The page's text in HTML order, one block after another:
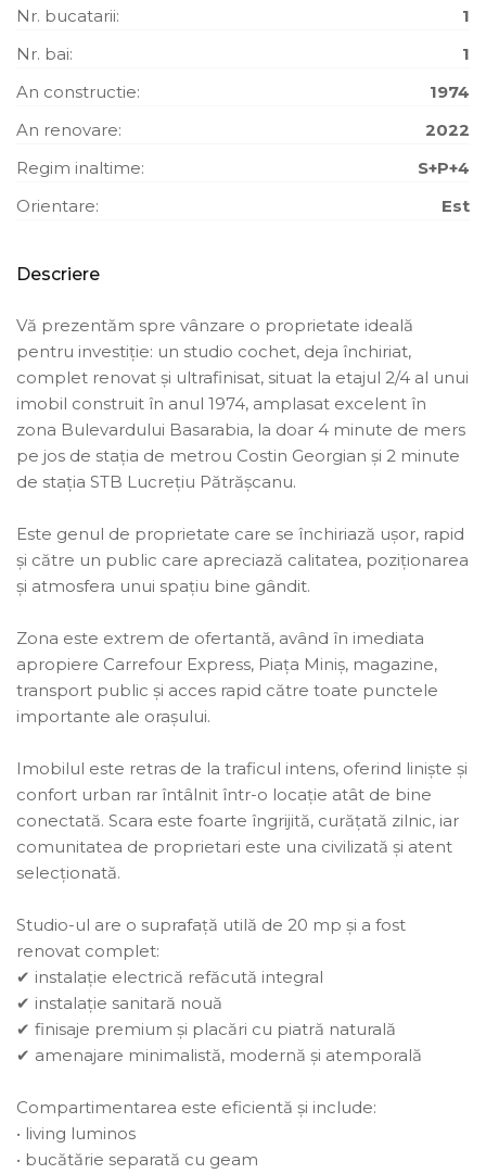
Nr. bucatarii:
1
Nr. bai:
1
An constructie:
1974
An renovare:
2022
Regim inaltime:
S+P+4
Orientare:
Est
Descriere
Vă prezentăm spre vânzare o proprietate ideală
pentru investiție: un studio cochet, deja închiriat,
complet renovat și ultrafinisat, situat la etajul 2/4 al unui
imobil construit în anul 1974, amplasat excelent în
zona Bulevardului Basarabia, la doar 4 minute de mers
pe jos de stația de metrou Costin Georgian și 2 minute
de stația STB Lucrețiu Pătrășcanu.
Este genul de proprietate care se închiriază ușor, rapid
și către un public care apreciază calitatea, poziționarea
și atmosfera unui spațiu bine gândit.
Zona este extrem de ofertantă, având în imediata
apropiere Carrefour Express, Piața Miniș, magazine,
transport public și acces rapid către toate punctele
importante ale orașului.
Imobilul este retras de la traficul intens, oferind liniște și
confort urban rar întâlnit într-o locație atât de bine
conectată. Scara este foarte îngrijită, curățată zilnic, iar
comunitatea de proprietari este una civilizată și atent
selecționată.
Studio-ul are o suprafață utilă de 20 mp și a fost
renovat complet:
✔ instalație electrică refăcută integral
✔ instalație sanitară nouă
✔ finisaje premium și placări cu piatră naturală
✔ amenajare minimalistă, modernă și atemporală
Compartimentarea este eficientă și include:
• living luminos
• bucătărie separată cu geam